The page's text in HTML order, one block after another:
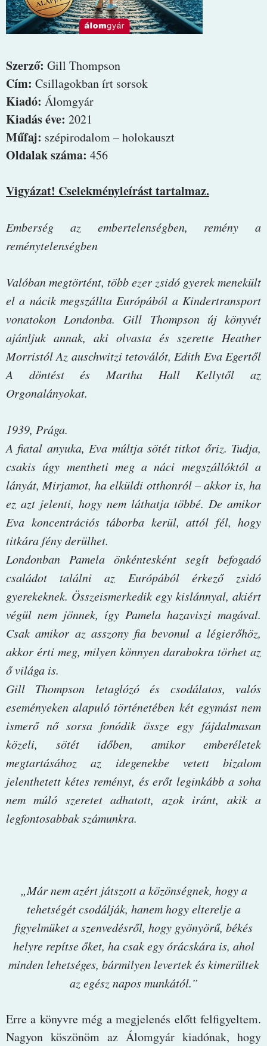
Szerző: Gill Thompson
Cím: Csillagokban írt sorsok
Kiadó: Álomgyár
Kiadás éve: 2021
Műfaj: szépirodalom – holokauszt
Oldalak száma: 456
Vigyázat! Cselekményleírást tartalmaz.
Emberség ​az embertelenségben, remény a
reménytelenségben
Valóban megtörtént, több ezer zsidó gyerek menekült
el a nácik megszállta Európából a Kindertransport
vonatokon Londonba. Gill Thompson új könyvét
ajánljuk annak, aki olvasta és szerette Heather
Morristól Az auschwitzi tetoválót, Edith Eva Egertől
A döntést és Martha Hall Kellytől az
Orgonalányokat.
1939, Prága.
A fiatal anyuka, Eva múltja sötét titkot őriz. Tudja,
csakis úgy mentheti meg a náci megszállóktól a
lányát, Mirjamot, ha elküldi otthonról – akkor is, ha
ez azt jelenti, hogy nem láthatja többé. De amikor
Eva koncentrációs táborba kerül, attól fél, hogy
titkára fény derülhet.
Londonban Pamela önkéntesként segít befogadó
családot találni az Európából érkező zsidó
gyerekeknek. Összeismerkedik egy kislánnyal, akiért
végül nem jönnek, így Pamela hazaviszi magával.
Csak amikor az asszony fia bevonul a légierőhöz,
akkor érti meg, milyen könnyen darabokra törhet az
ő világa is.
Gill Thompson letaglózó és csodálatos, valós
eseményeken alapuló történetében két egymást nem
ismerő nő sorsa fonódik össze egy fájdalmasan
közeli, sötét időben, amikor emberéletek
megtartásához az idegenekbe vetett bizalom
jelenthetett kétes reményt, és erőt leginkább a soha
nem múló szeretet adhatott, azok iránt, akik a
legfontosabbak számunkra.
„Már nem azért játszott a közönségnek, hogy a
tehetségét csodálják, hanem hogy elterelje a
figyelmüket a szenvedésről, hogy gyönyörű, békés
helyre repítse őket, ha csak egy órácskára is, ahol
minden lehetséges, bármilyen levertek és kimerültek
az egész napos munkától.”
Erre a könyvre még a megjelenés előtt felfigyeltem.
Nagyon köszönöm az Álomgyár kiadónak, hogy